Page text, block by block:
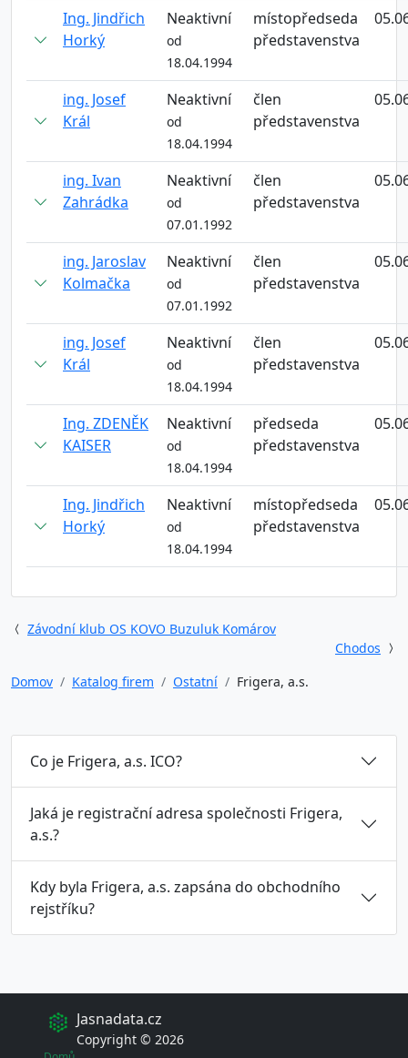
Ing. Jindřich
Horký
Neaktivní
od
18.04.1994
místopředseda
představenstva
ing. Josef
Král
Neaktivní
od
18.04.1994
člen
představenstva
ing. Ivan
Zahrádka
Neaktivní
od
07.01.1992
člen
představenstva
ing. Jaroslav
Kolmačka
Neaktivní
od
07.01.1992
člen
představenstva
ing. Josef
Král
Neaktivní
od
18.04.1994
člen
představenstva
Ing. ZDENĚK
KAISER
Neaktivní
od
18.04.1994
předseda
představenstva
Ing. Jindřich
Horký
Neaktivní
od
18.04.1994
místopředseda
představenstva
Závodní klub OS KOVO Buzuluk Komárov
Chodos
Domov
Katalog firem Ostatní Frigera, a.s.
Co je Frigera, a.s. ICO?
Jaká je registrační adresa společnosti Frigera,
a.s.?
Kdy byla Frigera, a.s. zapsána do obchodního
rejstříku?
Jasnadata.cz
Copyright © 2026